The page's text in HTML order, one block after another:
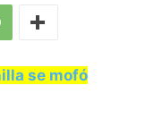
se mofó